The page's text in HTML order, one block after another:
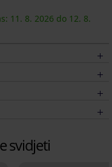
11. 8. 2026 do 12. 8.
svidjeti